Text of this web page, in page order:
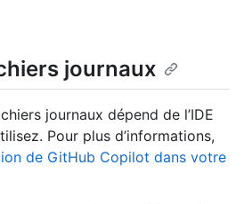
journaux
journaux dépend de l’IDE
Pour plus d’informations,
de GitHub Copilot dans votre